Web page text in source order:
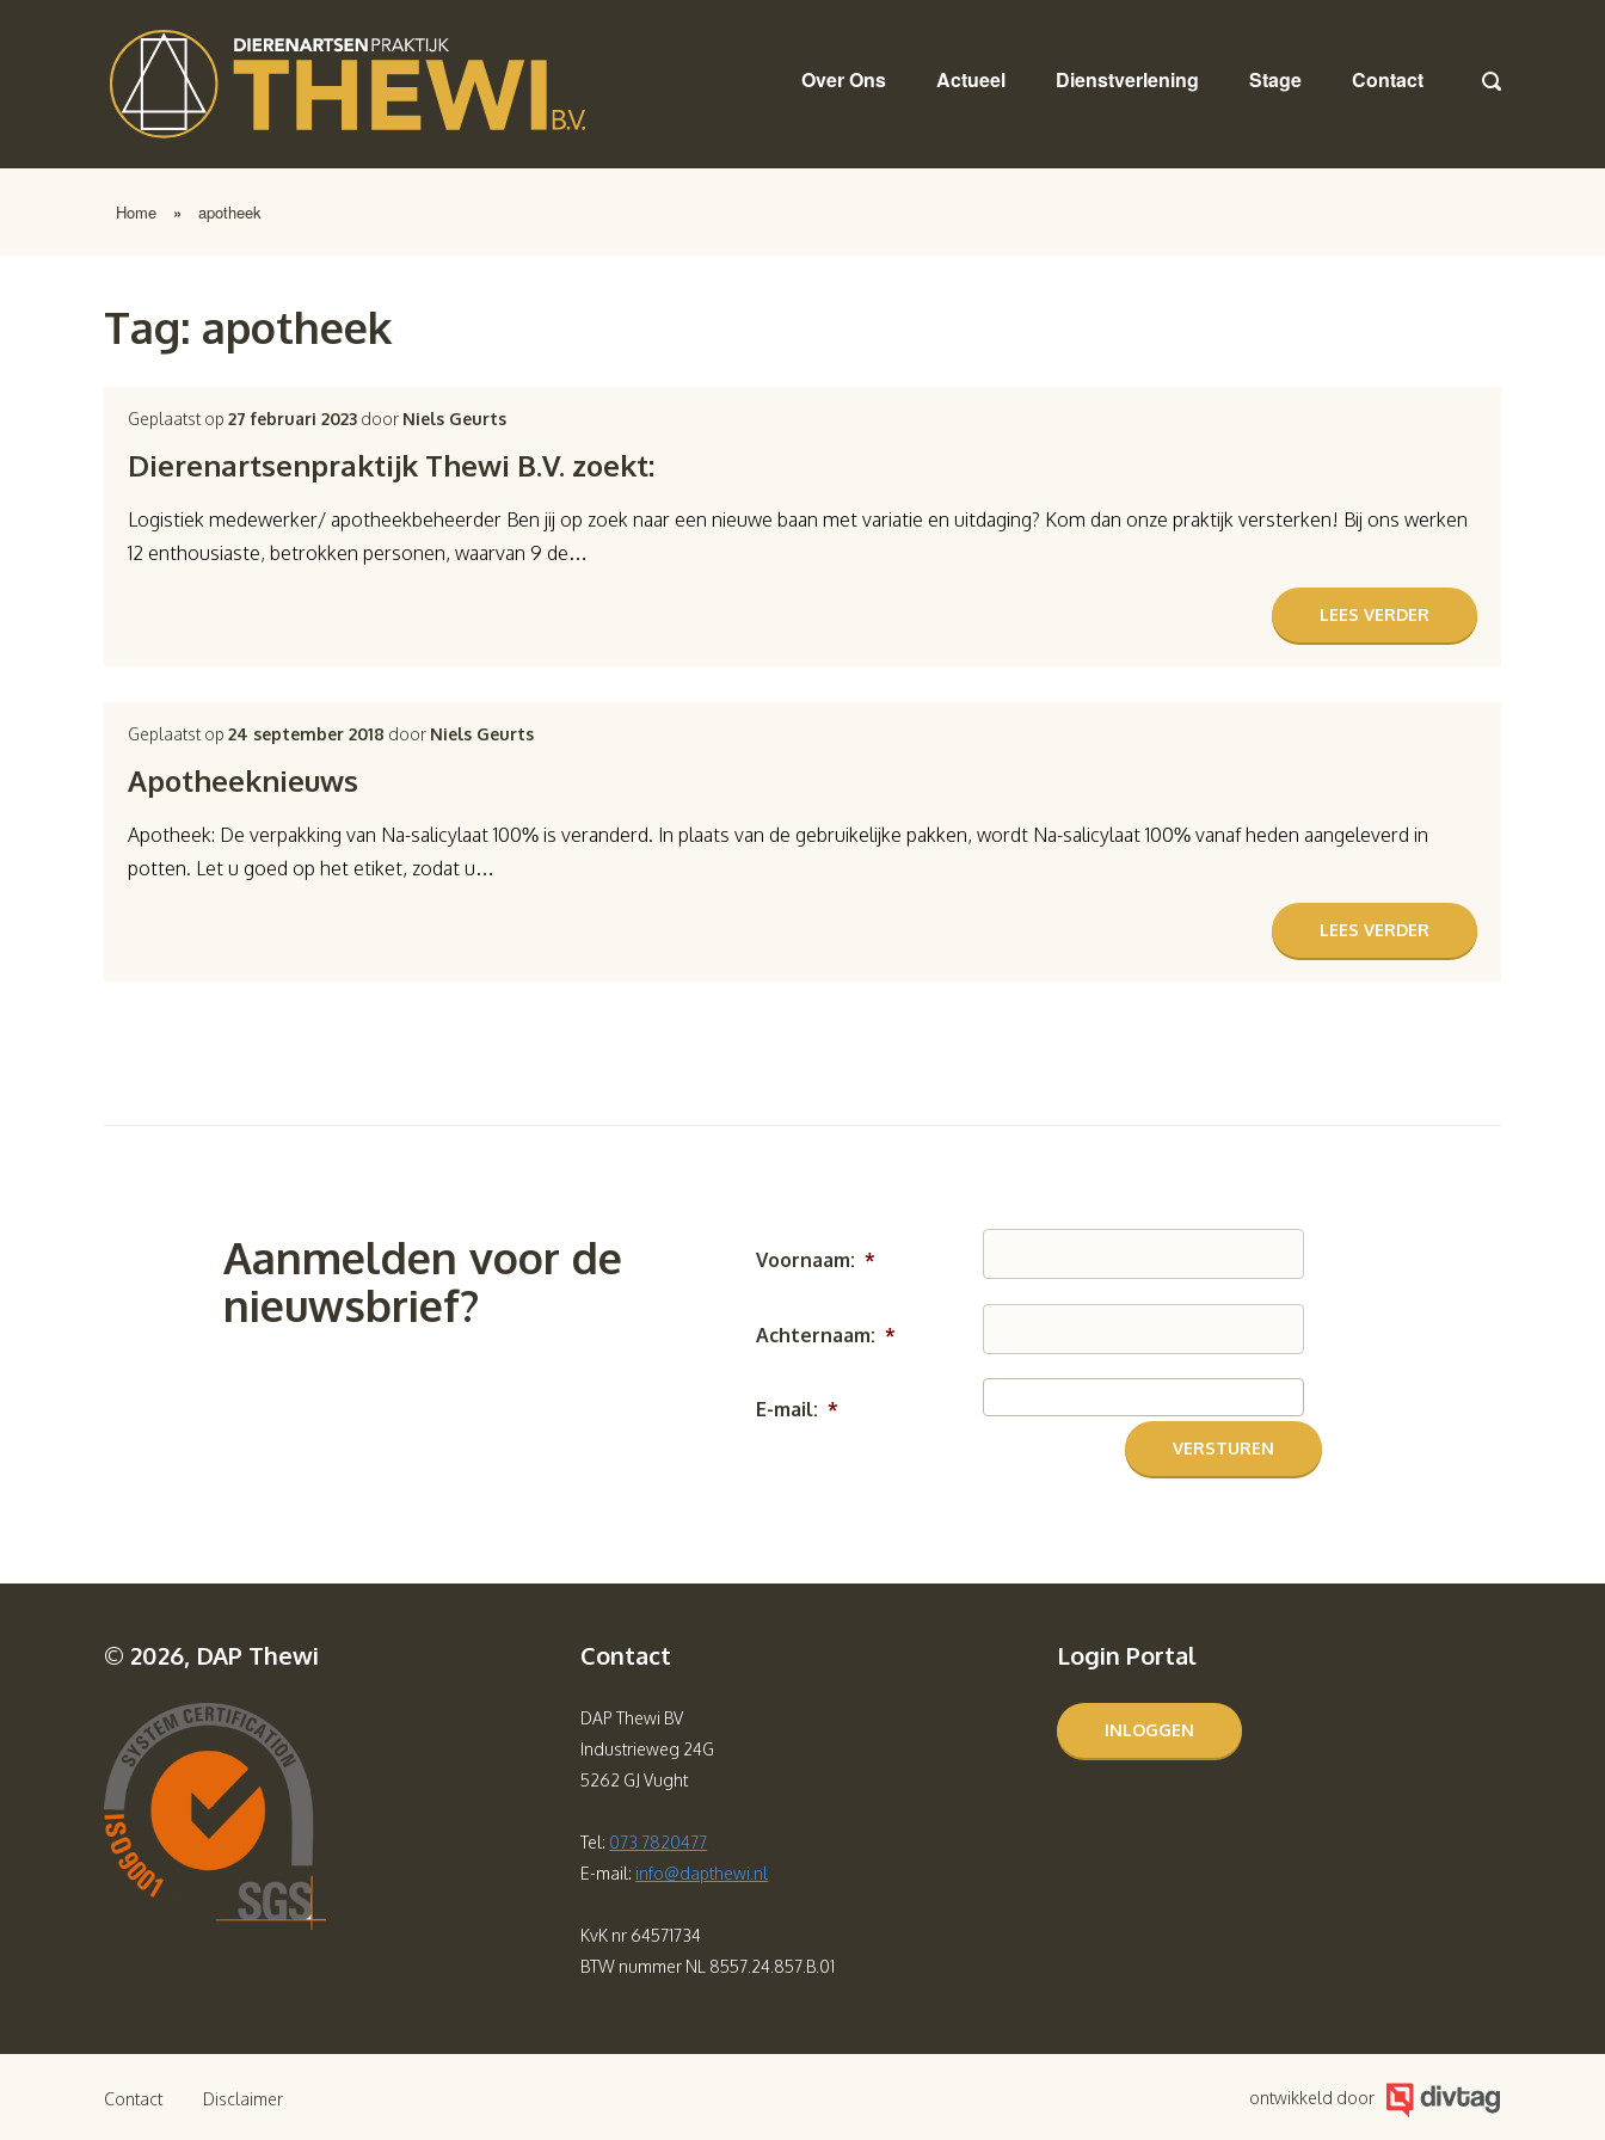
Over Ons Actueel Dienstverlening Stage Contact
Home » apotheek
Tag: apotheek
Geplaatst op27 februari 2023 door Niels Geurts
Dierenartsenpraktijk Thewi B.V. zoekt:
Logistiek medewerker/ apotheekbeheerder Ben jij op zoek naar een nieuwe baan met variatie en uitdaging? Kom dan onze praktijk versterken! Bij ons werken
12 enthousiaste, betrokken personen, waarvan 9 de…
LEES VERDER
Geplaatst op24 september 2018 door Niels Geurts
Apotheeknieuws
Apotheek: De verpakking van Na-salicylaat 100% is veranderd. In plaats van de gebruikelijke pakken, wordt Na-salicylaat 100% vanaf heden aangeleverd in
potten. Let u goed op het etiket, zodat u…
LEES VERDER
Aanmelden voor de
nieuwsbrief?
Voornaam: *
Achternaam: *
E-mail: *
© 2026, DAP Thewi Contact
DAP Thewi BV
Industrieweg 24G
5262 GJ Vught
Tel: 073 7820477
E-mail: info@dapthewi.nl
KvK nr 64571734
BTW nummer NL 8557.24.857.B.01
Login Portal
INLOGGEN
Contact Disclaimer ontwikkeld door